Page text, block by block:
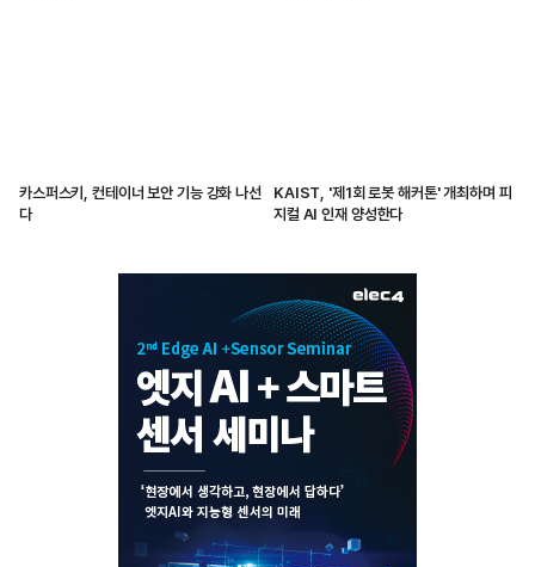
카스퍼스키, 컨테이너 보안 기능 강화 나선
다
KAIST, '제1회 로봇 해커톤' 개최하며 피
지컬 AI 인재 양성한다